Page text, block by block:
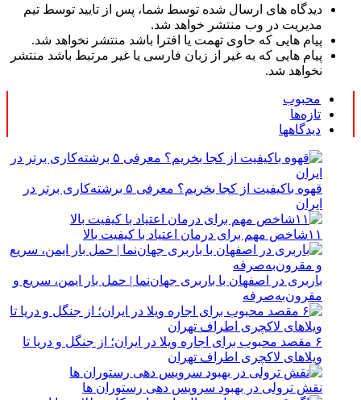
دیدگاه های ارسال شده توسط شما، پس از تایید توسط تیم
مدیریت در وب منتشر خواهد شد.
پیام هایی که حاوی تهمت یا افترا باشد منتشر نخواهد شد.
پیام هایی که به غیر از زبان فارسی یا غیر مرتبط باشد منتشر
نخواهد شد.
محبوب
تازه‌ها
دیدگاهها
قهوه باکیفیت از کجا بخریم؟ معرفی ۵ برشته‌کاری برتر در
ایران
۱۱شاخص مهم برای درمان اعتیاد با کیفیت بالا
باربری در اصفهان با باربری جهان‌نما | حمل بار ایمن، سریع و
مقرون‌به‌صرفه
۶ مقصد محبوب برای اجاره ویلا در ایران؛ از جنگل و دریا تا
ویلاهای لاکچری اطراف تهران
نقش ترولی در بهبود سرویس دهی رستوران ها